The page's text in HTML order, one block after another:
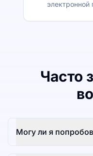
электронной
Часто
Могу ли я